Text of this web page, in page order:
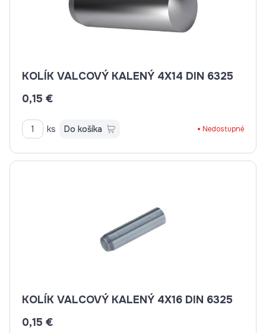
KOLÍK VALCOVÝ KALENÝ 4X14 DIN 6325
0,15 €
ks Do košíka Nedostupné
KOLÍK VALCOVÝ KALENÝ 4X16 DIN 6325
0,15 €